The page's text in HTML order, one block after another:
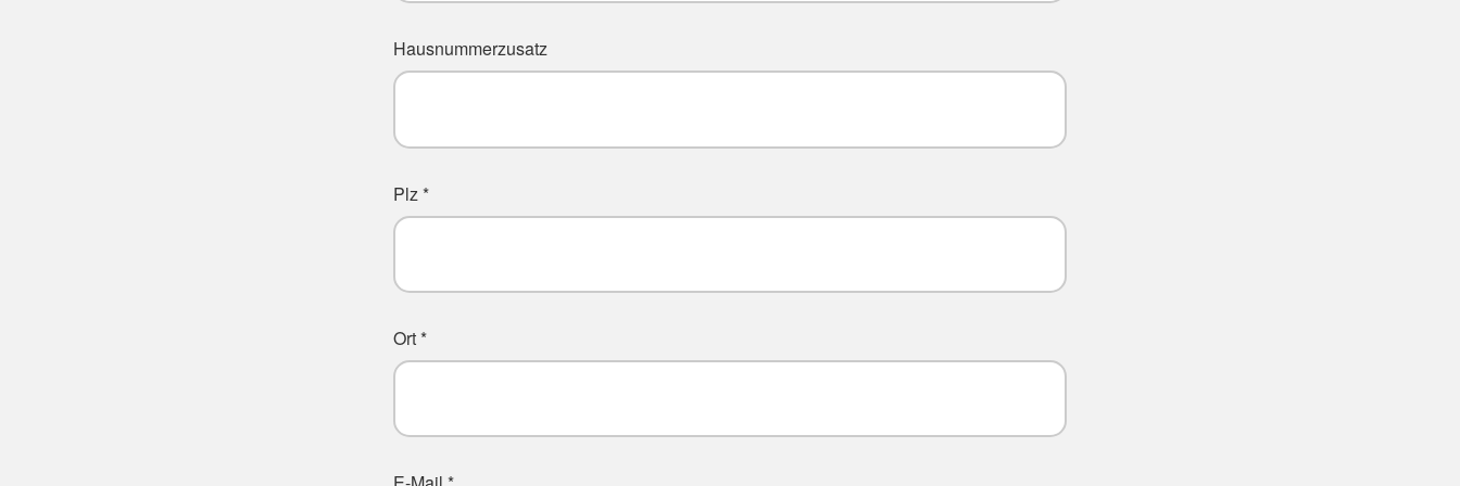
Hausnummerzusatz
Plz *
Ort *